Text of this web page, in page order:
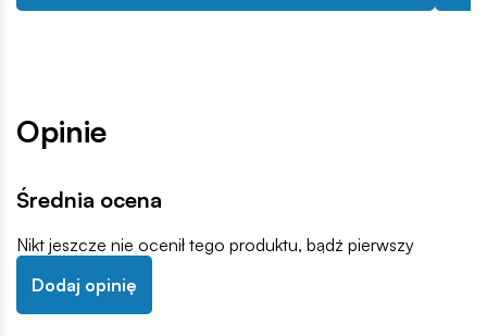
Opinie
Średnia ocena
Nikt jeszcze nie ocenił tego produktu, bądź pierwszy
Dodaj opinię